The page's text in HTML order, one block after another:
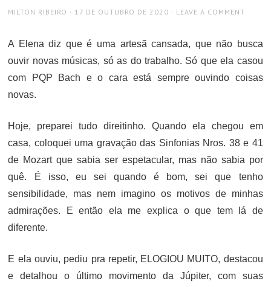
AUTHOR
MILTON RIBEIRO
POSTED
17 DE OUTUBRO DE 2020 LEAVE A COMMENT
A Elena diz que é uma artesã cansada, que não busca
ouvir novas músicas, só as do trabalho. Só que ela casou
com PQP Bach e o cara está sempre ouvindo coisas
novas.
Hoje, preparei tudo direitinho. Quando ela chegou em
casa, coloquei uma gravação das Sinfonias Nros. 38 e 41
de Mozart que sabia ser espetacular, mas não sabia por
quê. É isso, eu sei quando é bom, sei que tenho
sensibilidade, mas nem imagino os motivos de minhas
admirações. E então ela me explica o que tem lá de
diferente.
E ela ouviu, pediu pra repetir, ELOGIOU MUITO, destacou
e detalhou o último movimento da Júpiter, com suas